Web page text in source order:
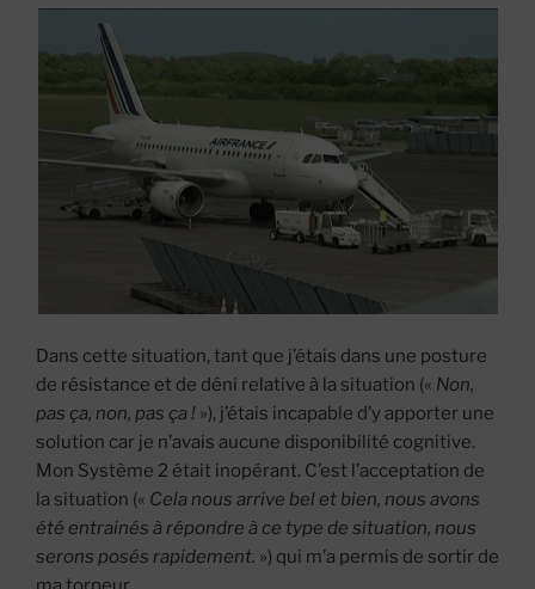
Dans cette situation, tant que j’étais dans une posture
de résistance et de déni relative à la situation (« Non,
pas ça, non, pas ça ! »), j’étais incapable d’y apporter une
solution car je n’avais aucune disponibilité cognitive.
Mon Système 2 était inopérant. C’est l’acceptation de
la situation (« Cela nous arrive bel et bien, nous avons
été entrainés à répondre à ce type de situation, nous
serons posés rapidement. ») qui m’a permis de sortir de